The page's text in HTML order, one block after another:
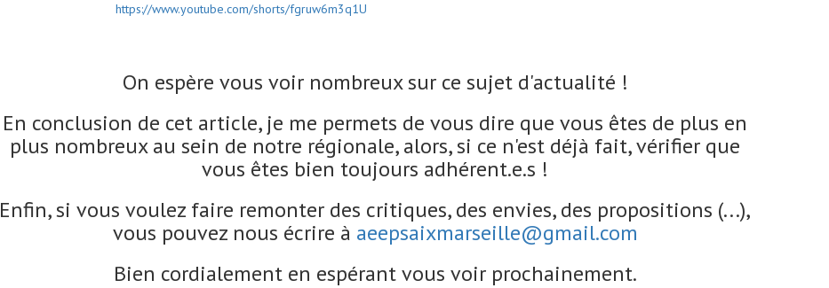
https://www.youtube.com/shorts/fgruw6m3q1U
On espère vous voir nombreux sur ce sujet d'actualité !
En conclusion de cet article, je me permets de vous dire que vous êtes de plus en
plus nombreux au sein de notre régionale, alors, si ce n'est déjà fait, vérifier que
vous êtes bien toujours adhérent.e.s !
Enfin, si vous voulez faire remonter des critiques, des envies, des propositions (...),
vous pouvez nous écrire à aeepsaixmarseille@gmail.com
Bien cordialement en espérant vous voir prochainement.